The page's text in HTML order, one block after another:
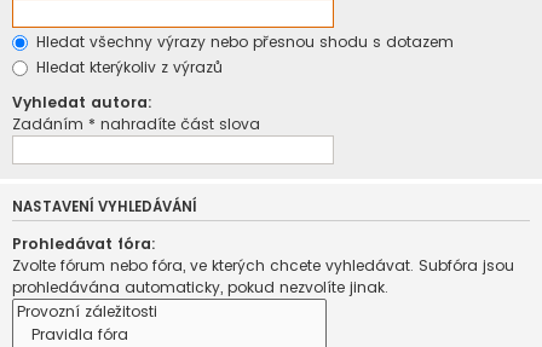
Hledat všechny výrazy nebo přesnou shodu s dotazem
Hledat kterýkoliv z výrazů
Vyhledat autora:
Zadáním * nahradíte část slova
NASTAVENÍ VYHLEDÁVÁNÍ
Prohledávat fóra:
Zvolte fórum nebo fóra, ve kterých chcete vyhledávat. Subfóra jsou
prohledávána automaticky, pokud nezvolíte jinak.